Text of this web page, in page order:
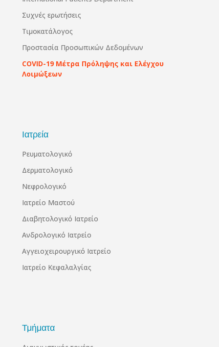
Συχνές ερωτήσεις
Τιμοκατάλογος
Προστασία Προσωπικών Δεδομένων
COVID-19 Μέτρα Πρόληψης και Ελέγχου
Λοιμώξεων
Ιατρεία
Ρευματολογικό
Δερματολογικό
Νεφρολογικό
Ιατρείο Μαστού
Διαβητολογικό Ιατρείο
Ανδρολογικό Ιατρείο
Αγγειοχειρουργικό Ιατρείο
Ιατρείο Κεφαλαλγίας
Τμήματα